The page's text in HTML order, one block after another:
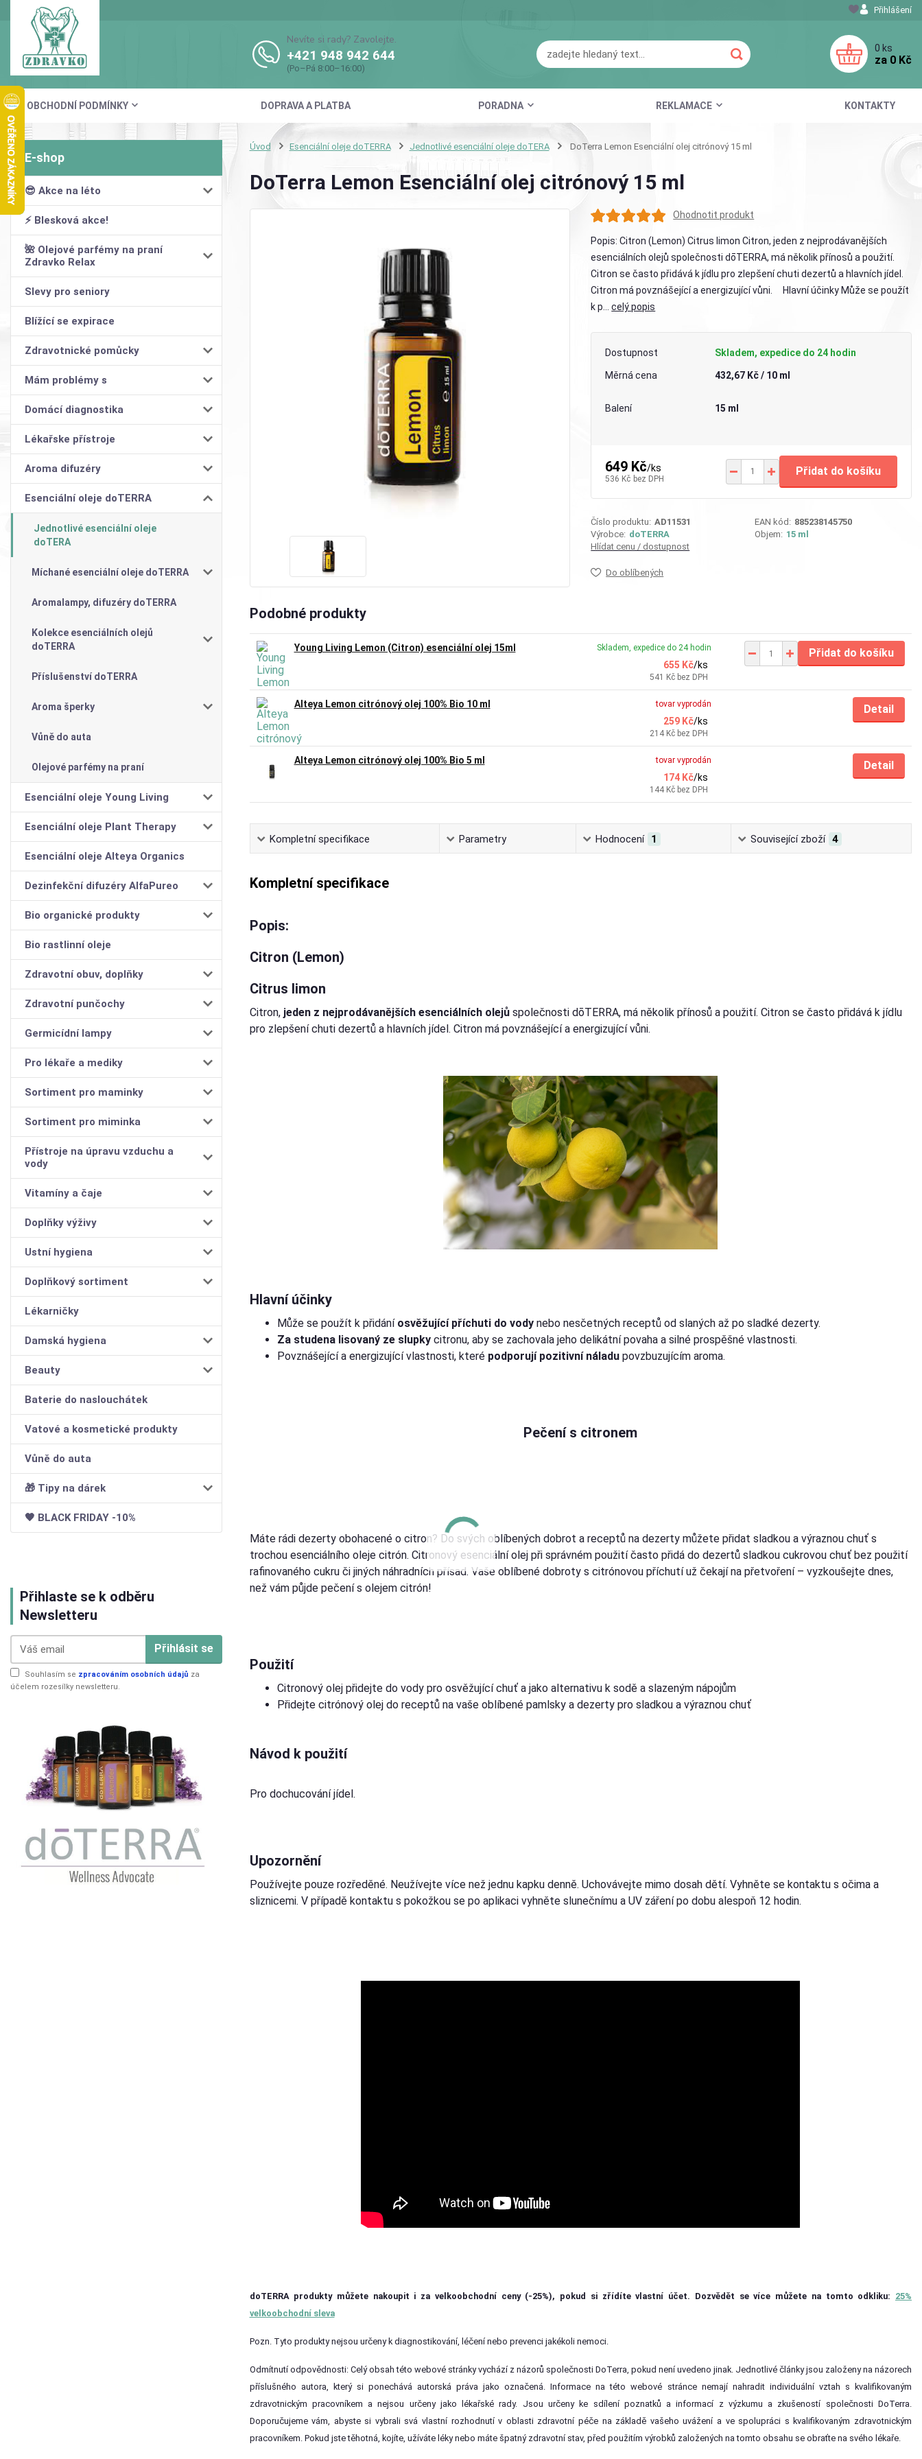
OBCHODNÍ PODMÍNKY DOPRAVA A PLATBA PORADNA REKLAMACE KONTAKTY
Přihlášení
Nevíte si rady? Zavolejte.
+421 948 942 644
(Po–Pá 8:00–16:00)
0 ks
za 0 Kč
😎 Akce na léto
⚡ Blesková akce!
🌺 Olejové parfémy na praní
Zdravko Relax
Slevy pro seniory
Blížící se expirace
Zdravotnické pomůcky
Mám problémy s
Domácí diagnostika
Lékařske přístroje
Aroma difuzéry
Esenciální oleje doTERRA
Jednotlivé esenciální oleje
doTERA
Míchané esenciální oleje doTERRA
Aromalampy, difuzéry doTERRA
Kolekce esenciálních olejů
doTERRA
Příslušenství doTERRA
Aroma šperky
Vůně do auta
Olejové parfémy na praní
Esenciální oleje Young Living
Esenciální oleje Plant Therapy
Esenciální oleje Alteya Organics
Dezinfekční difuzéry AlfaPureo
Bio organické produkty
Bio rastlinní oleje
Zdravotní obuv, doplňky
Zdravotní punčochy
Germicídní lampy
Pro lékaře a mediky
Sortiment pro maminky
Sortiment pro miminka
Přístroje na úpravu vzduchu a
vody
Vitamíny a čaje
Doplňky výživy
Ustní hygiena
Doplňkový sortiment
Lékarničky
Damská hygiena
Beauty
Baterie do naslouchátek
Vatové a kosmetické produkty
Vůně do auta
🎁 Tipy na dárek
🖤 BLACK FRIDAY -10%
Přihlaste se k odběru
Newsletteru
Přihlásit se
Souhlasím se zpracováním osobních údajů za
účelem rozesílky newsletteru.
Úvod Esenciální oleje doTERRA Jednotlivé esenciální oleje doTERA DoTerra Lemon Esenciální olej citrónový 15 ml
DoTerra Lemon Esenciální olej citrónový 15 ml
Ohodnotit produkt
Popis: Citron (Lemon) Citrus limon Citron, jeden z nejprodávanějších
esenciálních olejů společnosti dōTERRA, má několik přínosů a použití.
Citron se často přidává k jídlu pro zlepšení chuti dezertů a hlavních jídel.
Citron má povznášející a energizující vůni. Hlavní účinky Může se použít
k p...celý popis
Dostupnost Skladem, expedice do 24 hodin
Měrná cena 432,67 Kč / 10 ml
Balení 15 ml
649 Kč/ks
536 Kč bez DPH
Přidat do košíku
Číslo produktu: AD11531 EAN kód: 885238145750
Výrobce: doTERRA Objem: 15 ml
Hlídat cenu / dostupnost
Do oblíbených
Podobné produkty
Young Living Lemon (Citron) esenciální olej 15ml
655 Kč/ks
541 Kč bez DPH
Skladem, expedice do 24 hodin Přidat do košíku
Alteya Lemon citrónový olej 100% Bio 10 ml
259 Kč/ks
214 Kč bez DPH
tovar vyprodán Detail
Alteya Lemon citrónový olej 100% Bio 5 ml
174 Kč/ks
144 Kč bez DPH
tovar vyprodán Detail
Kompletní specifikace Parametry Hodnocení 1 Související zboží 4
Kompletní specifikace
Popis:
Citron (Lemon)
Citrus limon
Citron, jeden z nejprodávanějších esenciálních olejůspolečnosti dōTERRA, má několik přínosů a použití. Citron se často přidává k jídlu
pro zlepšení chuti dezertů a hlavních jídel. Citron má povznášející a energizující vůni.
Hlavní účinky
Může se použít k přidání osvěžující příchuti do vodynebo nesčetných receptů od slaných až po sladké dezerty.
Za studena lisovaný ze slupkycitronu, aby se zachovala jeho delikátní povaha a silné prospěšné vlastnosti.
Povznášející a energizující vlastnosti, které podporují pozitivní náladupovzbuzujícím aroma.
Pečení s citronem
Máte rádi dezerty obohacené o citron? Do svých oblíbených dobrot a receptů na dezerty můžete přidat sladkou a výraznou chuť s
trochou esenciálního oleje citrón. Citronový esenciální olej při správném použití často přidá do dezertů sladkou cukrovou chuť bez použití
rafinovaného cukru či jiných náhradních přísad. Vaše oblíbené dobroty s citrónovou příchutí už čekají na přetvoření – vyzkoušejte dnes,
než vám půjde pečení s olejem citrón!
Použití
Citronový olej přidejte do vody pro osvěžující chuť a jako alternativu k sodě a slazeným nápojům
Přidejte citrónový olej do receptů na vaše oblíbené pamlsky a dezerty pro sladkou a výraznou chuť
Návod k použití
Pro dochucování jídel.
Upozornění
Používejte pouze rozředěné. Neužívejte více než jednu kapku denně. Uchovávejte mimo dosah dětí. Vyhněte se kontaktu s očima a
sliznicemi. V případě kontaktu s pokožkou se po aplikaci vyhněte slunečnímu a UV záření po dobu alespoň 12 hodin.
doTERRA produkty můžete nakoupit i za velkoobchodní ceny (-25%), pokud si zřídíte vlastní účet. Dozvědět se více můžete na tomto odkliku: 25%
velkoobchodní sleva
Pozn. Tyto produkty nejsou určeny k diagnostikování, léčení nebo prevenci jakékoli nemoci.
Odmítnutí odpovědnosti: Celý obsah této webové stránky vychází z názorů společnosti DoTerra, pokud není uvedeno jinak. Jednotlivé články jsou založeny na názorech
příslušného autora, který si ponechává autorská práva jako označená. Informace na této webové stránce nemají nahradit individuální vztah s kvalifikovaným
zdravotnickým pracovníkem a nejsou určeny jako lékařské rady. Jsou určeny ke sdílení poznatků a informací z výzkumu a zkušeností společnosti DoTerra.
Doporučujeme vám, abyste si vybrali svá vlastní rozhodnutí v oblasti zdravotní péče na základě vašeho uvážení a ve spolupráci s kvalifikovaným zdravotnickým
pracovníkem. Pokud jste těhotná, kojíte, užíváte léky nebo máte špatný zdravotní stav, před použitím výrobků založených na tomto obsahu se obraťte na svého lékaře.